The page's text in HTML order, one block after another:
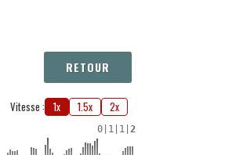
RETOUR
Vitesse : 1x 1.5x 2x
0 1 1 2